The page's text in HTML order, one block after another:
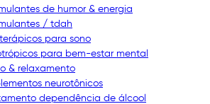
de humor & energia
/ tdah
para sono
para bem-estar mental
& relaxamento
neurotônicos
dependência de álcool